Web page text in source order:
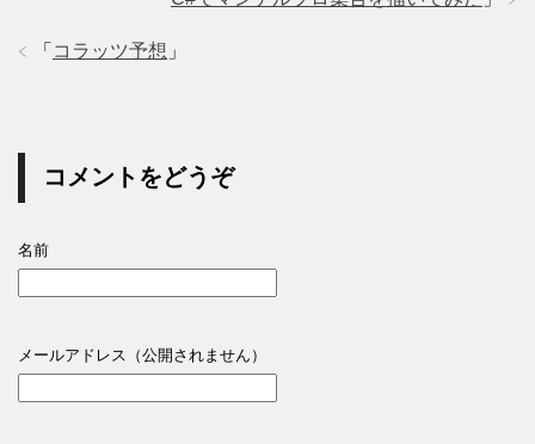
「 コラッツ予想 」
コメントをどうぞ
名前
メールアドレス（公開されません）